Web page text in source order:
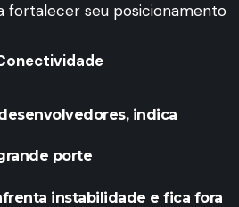
fortalecer seu posicionamento
indica
porte
instabilidade e fica fora